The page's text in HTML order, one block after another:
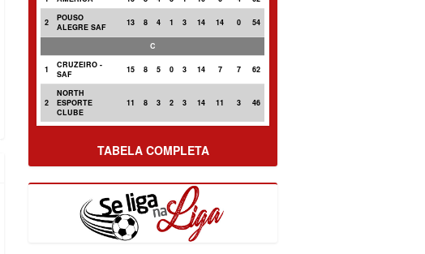
2
POUSO
ALEGRE SAF
13 8 4 1 3 14 14 0 54
C
1
CRUZEIRO -
SAF
15 8 5 0 3 14 7 7 62
2
NORTH
ESPORTE
CLUBE
11 8 3 2 3 14 11 3 46
TABELA COMPLETA